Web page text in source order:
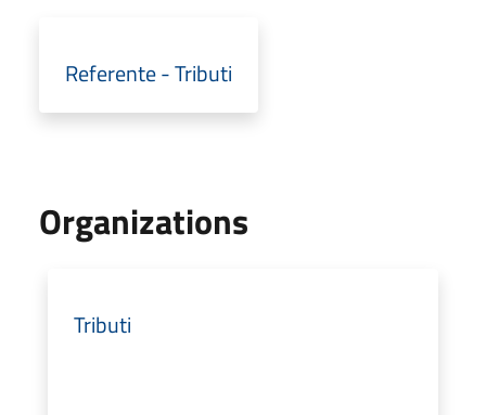
Referente - Tributi
Organizations
Tributi